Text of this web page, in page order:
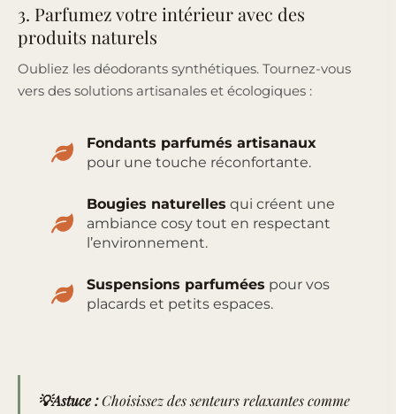
3. Parfumez votre intérieur avec des
produits naturels
Oubliez les déodorants synthétiques. Tournez-vous
vers des solutions artisanales et écologiques :
Fondants parfumés artisanaux
pour une touche réconfortante.
Bougies naturelles qui créent une
ambiance cosy tout en respectant
l’environnement.
Suspensions parfumées pour vos
placards et petits espaces.
💡Astuce :Choisissez des senteurs relaxantes comme